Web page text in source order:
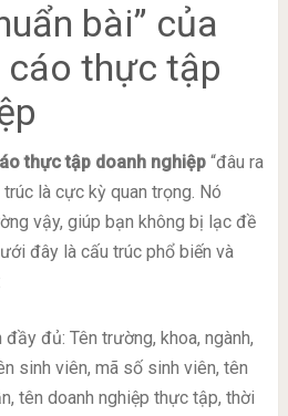
bài” của
cáo thực tập
thực tập doanh nghiệp“đâu ra
là cực kỳ quan trọng. Nó
vậy, giúp bạn không bị lạc đề
đây là cấu trúc phổ biến và
đủ: Tên trường, khoa, ngành,
sinh viên, mã số sinh viên, tên
tên doanh nghiệp thực tập, thời